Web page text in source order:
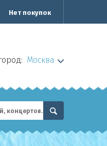
Нет покупок
Москва